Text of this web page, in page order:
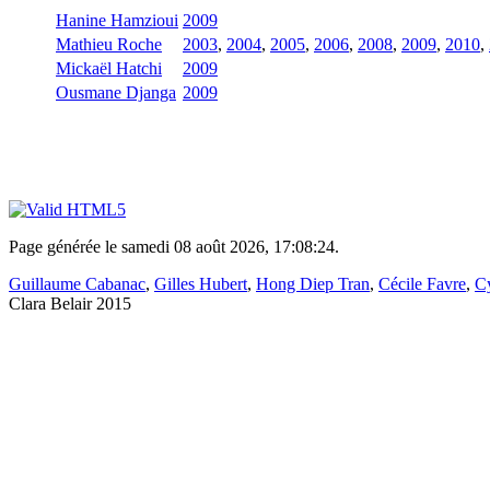
Hanine Hamzioui 2009
Mathieu Roche
2003, 2004, 2005, 2006, 2008, 2009, 2010,
Mickaël Hatchi
2009
Ousmane Djanga 2009
Page générée le samedi 08 août 2026, 17:08:24.
Guillaume Cabanac, Gilles Hubert, Hong Diep Tran, Cécile Favre,
Clara Belair 2015